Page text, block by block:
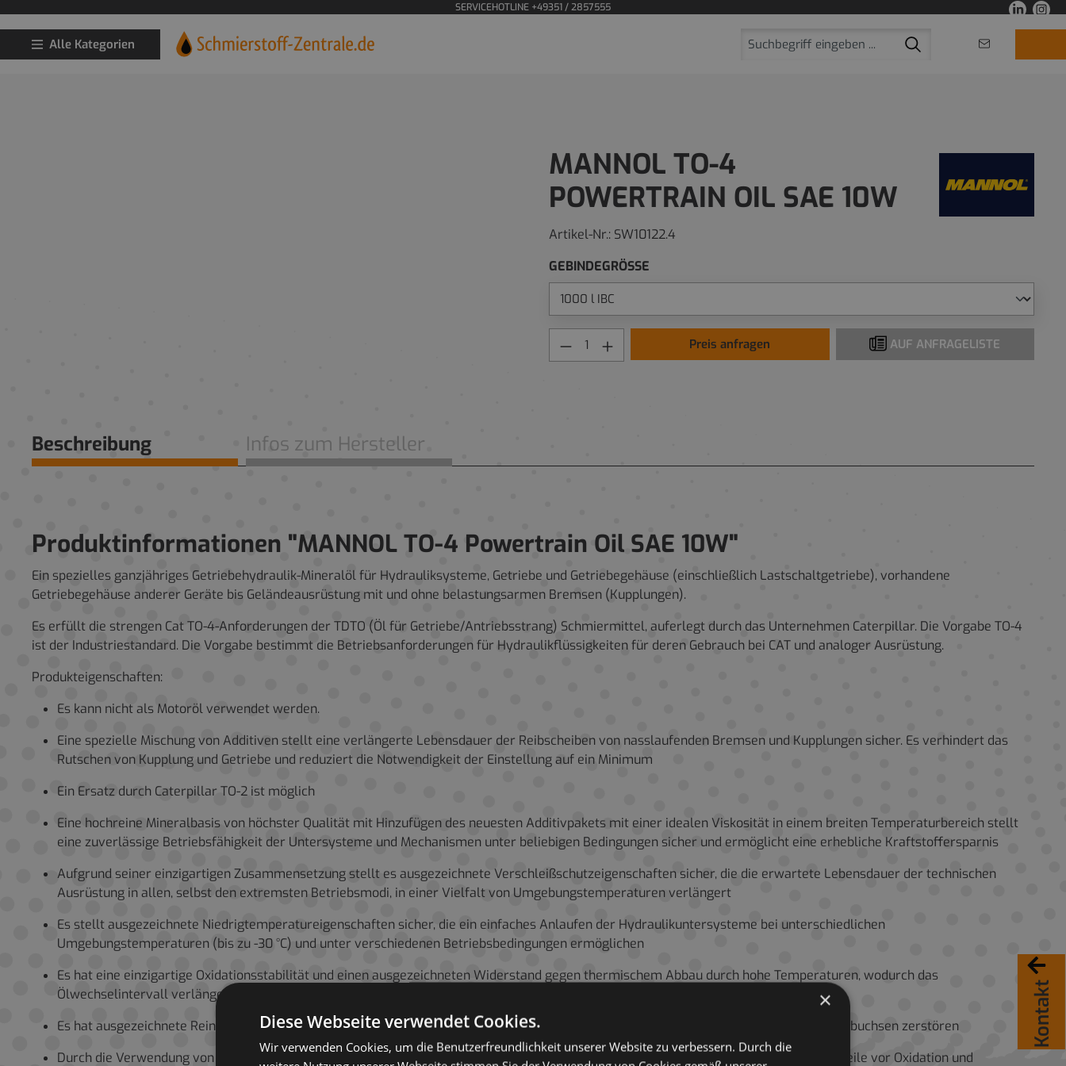
SERVICEHOTLINE +49351 / 2857555
Alle Kategorien
Kontakt
MANNOL TO-4
POWERTRAIN OIL SAE 10W
Artikel-Nr.: SW10122.4
GEBINDEGRÖSSE
Preis anfragen AUF ANFRAGELISTE
Beschreibung Infos zum Hersteller
Produktinformationen "MANNOL TO-4 Powertrain Oil SAE 10W"
Ein spezielles ganzjähriges Getriebehydraulik-Mineralöl für Hydrauliksysteme, Getriebe und Getriebegehäuse (einschließlich Lastschaltgetriebe), vorhandene
Getriebegehäuse anderer Geräte bis Geländeausrüstung mit und ohne belastungsarmen Bremsen (Kupplungen).
Es erfüllt die strengen Cat TO-4-Anforderungen der TDTO (Öl für Getriebe/Antriebsstrang) Schmiermittel, auferlegt durch das Unternehmen Caterpillar. Die Vorgabe TO-4
ist der Industriestandard. Die Vorgabe bestimmt die Betriebsanforderungen für Hydraulikflüssigkeiten für deren Gebrauch bei CAT und analoger Ausrüstung.
Produkteigenschaften:
Es kann nicht als Motoröl verwendet werden.
Eine spezielle Mischung von Additiven stellt eine verlängerte Lebensdauer der Reibscheiben von nasslaufenden Bremsen und Kupplungen sicher. Es verhindert das
Rutschen von Kupplung und Getriebe und reduziert die Notwendigkeit der Einstellung auf ein Minimum
Ein Ersatz durch Caterpillar TO-2 ist möglich
Eine hochreine Mineralbasis von höchster Qualität mit Hinzufügen des neuesten Additivpakets mit einer idealen Viskosität in einem breiten Temperaturbereich stellt
eine zuverlässige Betriebsfähigkeit der Untersysteme und Mechanismen unter beliebigen Bedingungen sicher und ermöglicht eine erhebliche Kraftstoffersparnis
Aufgrund seiner einzigartigen Zusammensetzung stellt es ausgezeichnete Verschleißschutzeigenschaften sicher, die die erwartete Lebensdauer der technischen
Ausrüstung in allen, selbst den extremsten Betriebsmodi, in einer Vielfalt von Umgebungstemperaturen verlängert
Es stellt ausgezeichnete Niedrigtemperatureigenschaften sicher, die ein einfaches Anlaufen der Hydraulikuntersysteme bei unterschiedlichen
Umgebungstemperaturen (bis zu -30 °C) und unter verschiedenen Betriebsbedingungen ermöglichen
Es hat eine einzigartige Oxidationsstabilität und einen ausgezeichneten Widerstand gegen thermischem Abbau durch hohe Temperaturen, wodurch das
Ölwechselintervall verlängert und die Wartungskosten der Ausrüstung reduziert werden.
Es hat ausgezeichnete Reinigungseigenschaften und bietet effektiven Schutz vor Schlamm und schleifenden Ablagerungen, die die Stopfbuchsen zerstören
Durch die Verwendung von modernsten Korrosionshemmern schützt es erfolgreich Metallteile vor aller Art von Korrosion. Es schützt Teile vor Oxidation und
×
Diese Webseite verwendet Cookies.
Wir verwenden Cookies, um die Benutzerfreundlichkeit unserer Website zu verbessern. Durch die